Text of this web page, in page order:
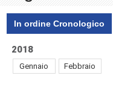
In ordine Cronologico
2018
Gennaio Febbraio